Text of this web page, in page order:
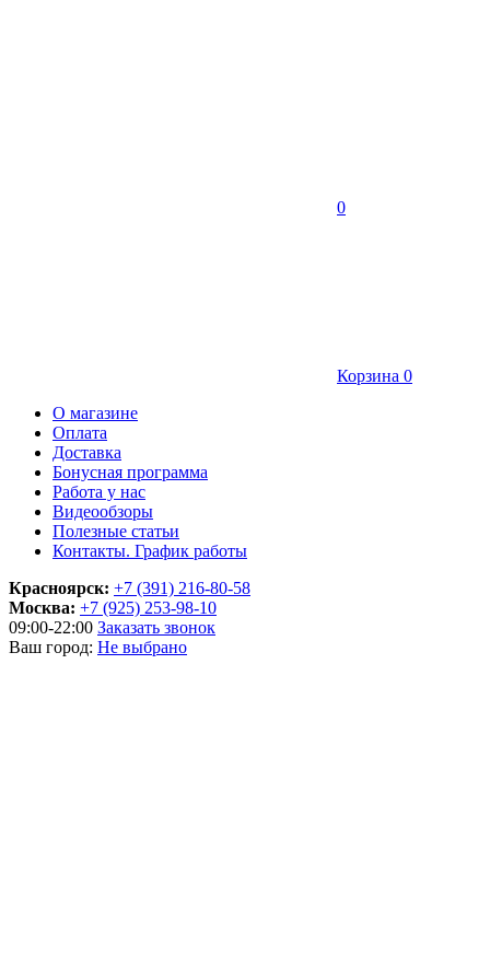
0
Корзина 0
О магазине
Оплата
Доставка
Бонусная программа
Работа у нас
Видеообзоры
Полезные статьи
Контакты. График работы
Красноярск: +7 (391) 216-80-58
Москва: +7 (925) 253-98-10
09:00-22:00 Заказать звонок
Ваш город: Не выбрано